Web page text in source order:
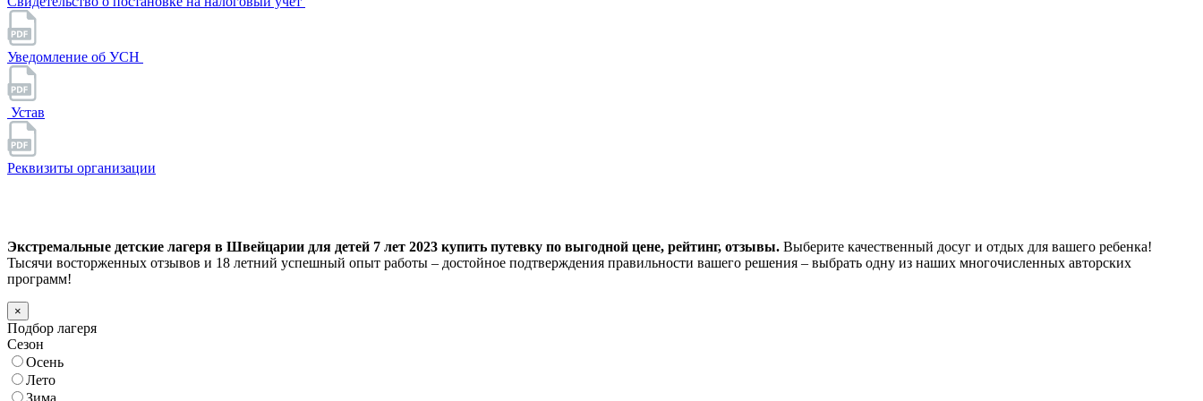
Уведомление об УСН
Устав
Реквизиты организации
Экстремальные детские лагеря в Швейцарии для детей 7 лет 2023 купить путевку по выгодной цене, рейтинг, отзывы. Выберите качественный досуг и отдых для вашего ребенка!
Тысячи восторженных отзывов и 18 летний успешный опыт работы – достойное подтверждения правильности вашего решения – выбрать одну из наших многочисленных авторских
программ!
×
Подбор лагеря
Сезон
Осень
Лето